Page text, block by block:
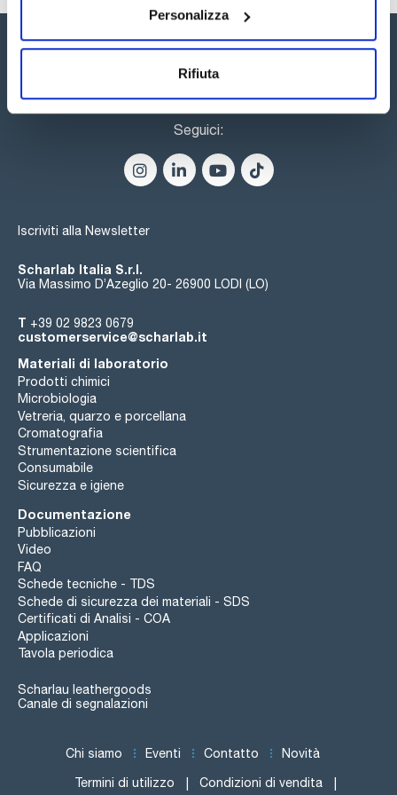
Personalizza
Rifiuta
Seguici:
Iscriviti alla Newsletter
Scharlab Italia S.r.l.
Via Massimo D’Azeglio 20- 26900 LODI (LO)
T +39 02 9823 0679
customerservice@scharlab.it
Materiali di laboratorio
Prodotti chimici
Microbiologia
Vetreria, quarzo e porcellana
Cromatografia
Strumentazione scientifica
Consumabile
Sicurezza e igiene
Documentazione
Pubblicazioni
Video
FAQ
Schede tecniche - TDS
Schede di sicurezza dei materiali - SDS
Certificati di Analisi - COA
Applicazioni
Tavola periodica
Scharlau leathergoods
Canale di segnalazioni
Chi siamo Eventi Contatto Novità
Termini di utilizzo Condizioni di vendita